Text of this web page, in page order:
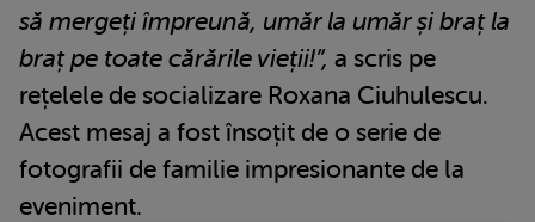
să mergeți împreună, umăr la umăr și braț la
braț pe toate cărările vieții!”, a scris pe
rețelele de socializare Roxana Ciuhulescu.
Acest mesaj a fost însoțit de o serie de
fotografii de familie impresionante de la
eveniment.